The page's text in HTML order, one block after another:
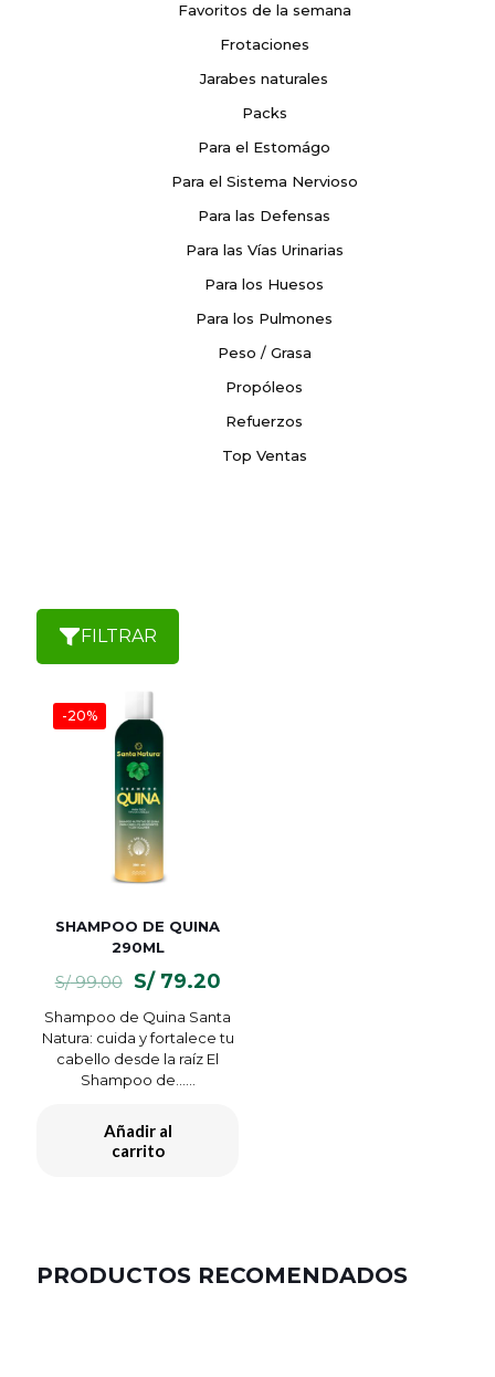
FILTRAR
-20%
SHAMPOO DE QUINA
290ML
S/99.00
El
original
era:
S/ 99.00.
S/79.20El
actual
es:
Shampoo de Quina Santa
Natura: cuida y fortalece tu
cabello desde la raíz El
Shampoo de…...
Añadir al
carrito
PRODUCTOS RECOMENDADOS
Favoritos de la semana
Frotaciones
Jarabes naturales
Packs
Para el Estomágo
Para el Sistema Nervioso
Para las Defensas
Para las Vías Urinarias
Para los Huesos
Para los Pulmones
Peso / Grasa
Propóleos
Refuerzos
Top Ventas